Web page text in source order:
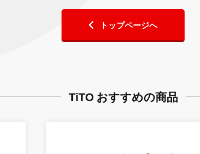
トップページへ
TiTO おすすめの商品